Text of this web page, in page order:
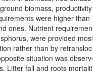
biomass, productivity
were higher than
ones. Nutrient requirements,
were provided
rather than by
situation was
Litter fall and roots mortality